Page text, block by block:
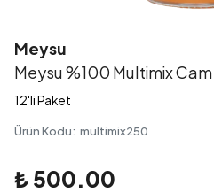
Meysu
Meysu %100 Multimix
12'li Paket
Ürün Kodu: multimix250
₺ 500.00